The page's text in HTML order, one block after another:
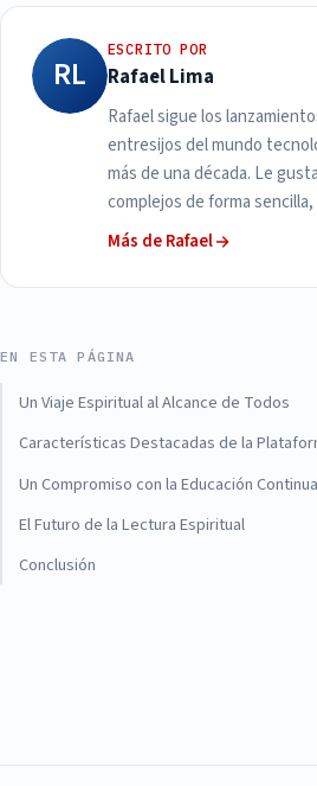
RL
ESCRITO POR
Rafael Lima
Rafael sigue los
entresijos del mundo
más de una década. Le
complejos de forma
Más de Rafael
EN ESTA PÁGINA
Un Viaje Espiritual al Alcance de Todos
Características Destacadas de la
Un Compromiso con la Educación Continua
El Futuro de la Lectura Espiritual
Conclusión